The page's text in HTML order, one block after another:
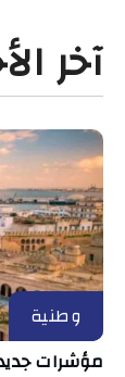
آخر
وطنية
مؤشرات